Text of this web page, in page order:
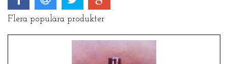
Flera populära produkter